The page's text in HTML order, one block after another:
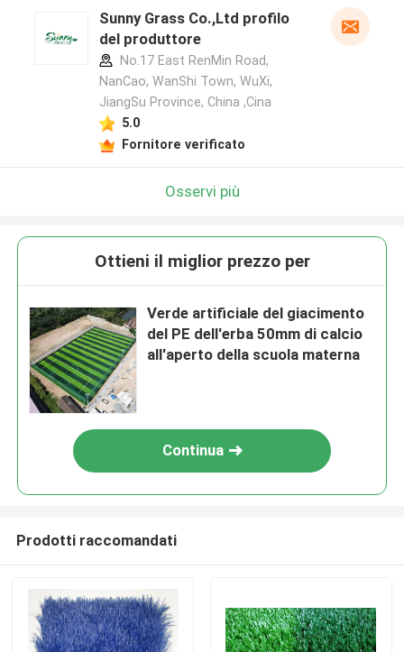
Sunny Grass Co.,Ltd profilo
del produttore
No.17 East RenMin Road,
NanCao, WanShi Town, WuXi,
JiangSu Province, China ,Cina
5.0
Fornitore verificato
Osservi più
Ottieni il miglior prezzo per
Verde artificiale del giacimento
del PE dell'erba 50mm di calcio
all'aperto della scuola materna
Continua
Prodotti raccomandati